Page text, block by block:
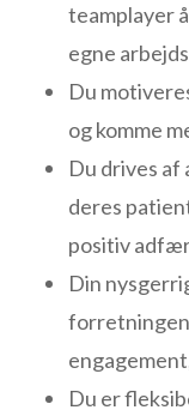
teamplayer
egne
Du
og komme
Du drives
deres
positiv
Din
Du er